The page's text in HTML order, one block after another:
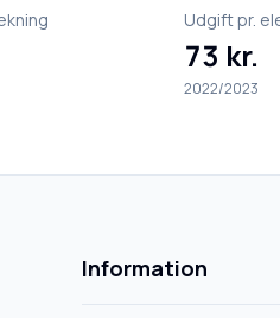
Udgift pr.
73 kr.
2022/2023
Information